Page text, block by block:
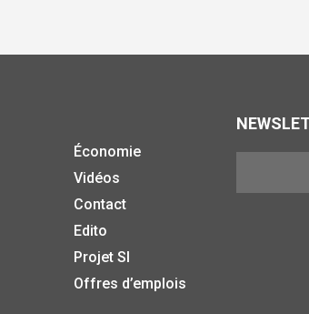
Économie
Vidéos
Contact
Edito
Projet SI
Offres d’emplois